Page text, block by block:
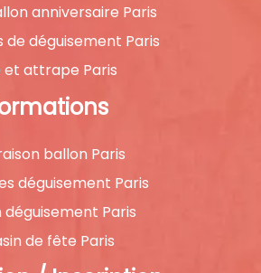
anniversaire Paris
de déguisement Paris
et attrape Paris
ballon Paris
déguisement Paris
déguisement Paris
de fête Paris